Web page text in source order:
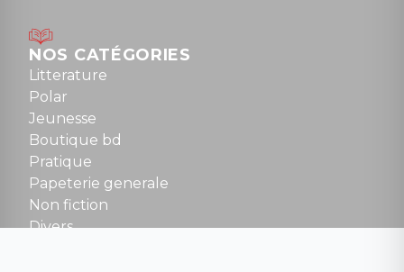
Mardi au samedi : 10h à 13h / 14h à 19h
Dimanche : 10h30 à 12h30
Tel : 01 48 89 13 88
Fermé le dimanche en Juillet et Août
NOUS CONTACTER
contact@la-griffe-noire.com
NOS CATÉGORIES
Litterature
Polar
Jeunesse
Boutique bd
Pratique
Papeterie generale
Non fiction
Divers